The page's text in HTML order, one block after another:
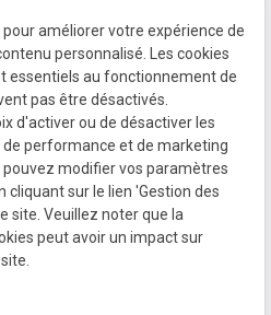
Poissy
Conflans St
Honorine
Rueil
Veterinaires
Versailles
Mentions
légales
Politique de
confidentialité
améliorer votre expérience de
personnalisé. Les cookies
essentiels au fonctionnement de
pas être désactivés.
d'activer ou de désactiver les
performance et de marketing
modifier vos paramètres
sur le lien 'Gestion des
site. Veuillez noter que la
peut avoir un impact sur